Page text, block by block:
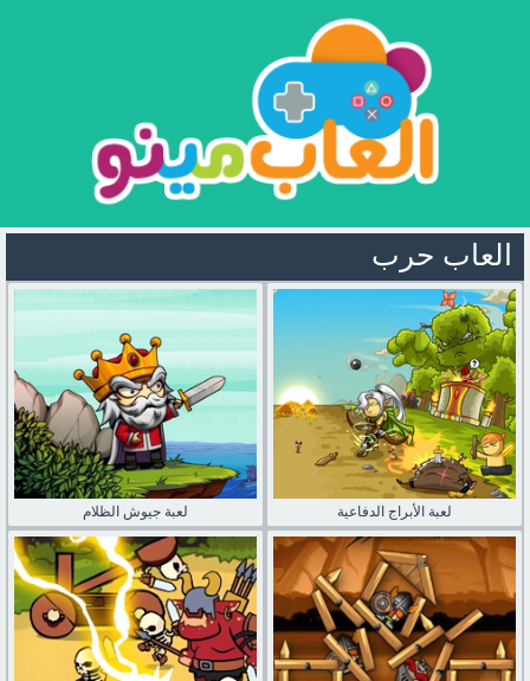
العاب حرب
لعبة جيوش الظلام لعبة الأبراج الدفاعية